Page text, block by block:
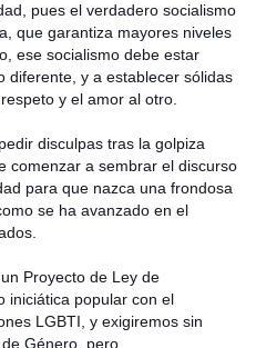
pues el verdadero socialismo
que garantiza mayores niveles
ese socialismo debe estar
diferente, y a establecer sólidas
y el amor al otro.
disculpas tras la golpiza
comenzar a sembrar el discurso
para que nazca una frondosa
se ha avanzado en el
Proyecto de Ley de
iniciática popular con el
LGBTI, y exigiremos sin
Género, pero